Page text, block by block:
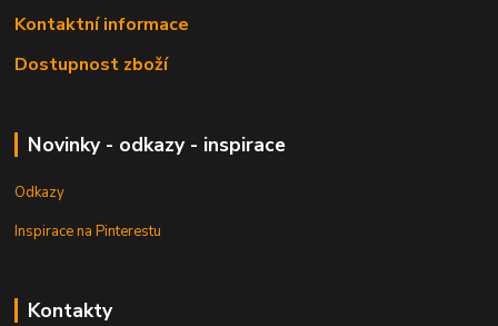
Kontaktní informace
Dostupnost zboží
Novinky - odkazy - inspirace
Odkazy
Inspirace na Pinterestu
Kontakty